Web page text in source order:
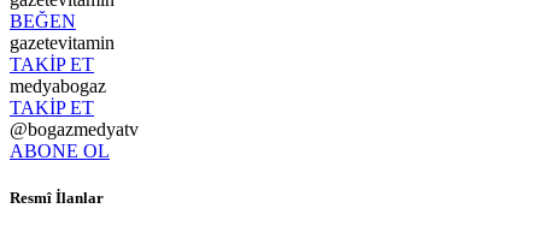
BEĞEN
gazetevitamin
TAKİP ET
medyabogaz
TAKİP ET
@bogazmedyatv
ABONE OL
Resmî İlanlar